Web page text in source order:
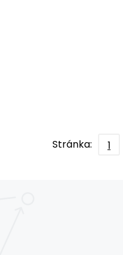
Stránka: 1